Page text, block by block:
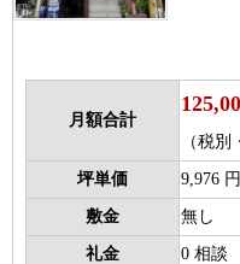
月額合計
（税別
坪単価 9,976
敷金 無し
礼金 0 相談